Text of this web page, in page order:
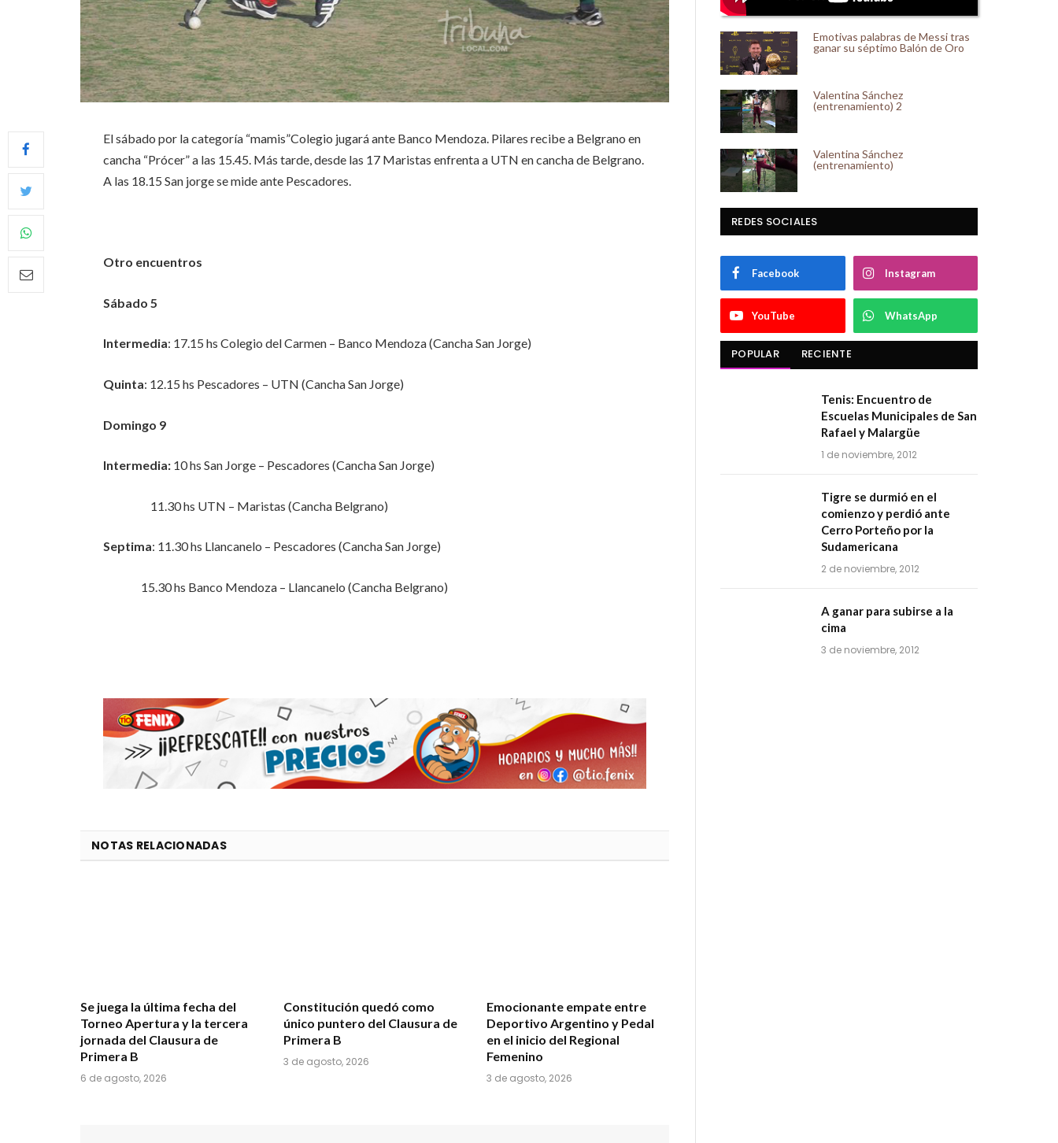
El sábado por la categoría “mamis”Colegio jugará ante Banco Mendoza. Pilares recibe a Belgrano en
cancha “Prócer” a las 15.45. Más tarde, desde las 17 Maristas enfrenta a UTN en cancha de Belgrano.
A las 18.15 San jorge se mide ante Pescadores.
Otro encuentros
Sábado 5
Intermedia: 17.15 hs Colegio del Carmen – Banco Mendoza (Cancha San Jorge)
Quinta: 12.15 hs Pescadores – UTN (Cancha San Jorge)
Domingo 9
Intermedia: 10 hs San Jorge – Pescadores (Cancha San Jorge)
11.30 hs UTN – Maristas (Cancha Belgrano)
Septima: 11.30 hs Llancanelo – Pescadores (Cancha San Jorge)
15.30 hs Banco Mendoza – Llancanelo (Cancha Belgrano)
NOTAS RELACIONADAS
Se juega la última fecha del
Torneo Apertura y la tercera
jornada del Clausura de
Primera B
6 de agosto, 2026
Constitución quedó como
único puntero del Clausura de
Primera B
3 de agosto, 2026
Emocionante empate entre
Deportivo Argentino y Pedal
en el inicio del Regional
Femenino
3 de agosto, 2026
Emotivas palabras de Messi tras
ganar su séptimo Balón de Oro
Valentina Sánchez
(entrenamiento) 2
Valentina Sánchez
(entrenamiento)
REDES SOCIALES
Facebook Instagram
YouTube WhatsApp
POPULAR RECIENTE
Tenis: Encuentro de
Escuelas Municipales de San
Rafael y Malargüe
1 de noviembre, 2012
Tigre se durmió en el
comienzo y perdió ante
Cerro Porteño por la
Sudamericana
2 de noviembre, 2012
A ganar para subirse a la
cima
3 de noviembre, 2012